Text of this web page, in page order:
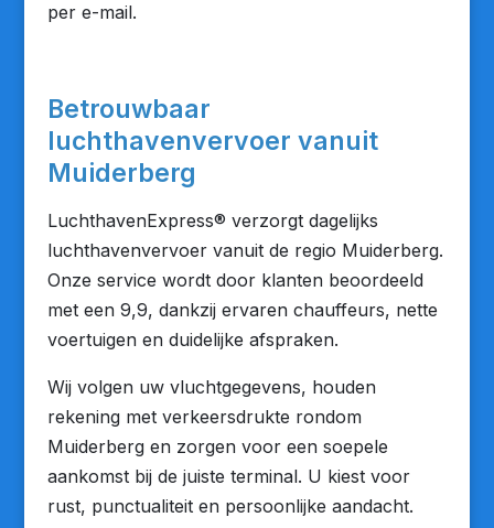
per e-mail.
Betrouwbaar
luchthavenvervoer vanuit
Muiderberg
LuchthavenExpress® verzorgt dagelijks
luchthavenvervoer vanuit de regio Muiderberg.
Onze service wordt door klanten beoordeeld
met een 9,9, dankzij ervaren chauffeurs, nette
voertuigen en duidelijke afspraken.
Wij volgen uw vluchtgegevens, houden
rekening met verkeersdrukte rondom
Muiderberg en zorgen voor een soepele
aankomst bij de juiste terminal. U kiest voor
rust, punctualiteit en persoonlijke aandacht.